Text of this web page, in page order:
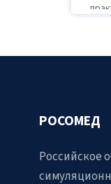
РОСОМЕД
Российское